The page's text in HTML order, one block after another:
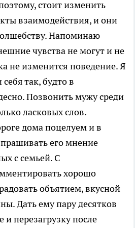
стоит изменить
взаимодействия, и они
Напоминаю
чувства не могут и не
не изменится поведение. Я
так, будто в
Позвонить мужу среди
ласковых слов.
дома поцелуем и в
его мнение
с семьей. С
хорошо
объятием, вкусной
Дать ему пару десятков
перезагрузку после